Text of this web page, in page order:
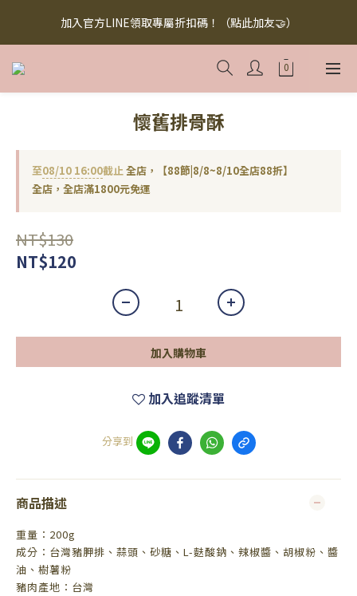
【無添加懶人料理】懶人救星，美味救援！快來下訂！買多省多！
（點此下訂！）
加入官方LINE領取專屬折扣碼！（點此加友🤝）
【無添加懶人料理】懶人救星，美味救援！快來下訂！買多省多！
懷舊排骨酥
至08/10 16:00截止全店，【88節|8/8~8/10全店88折】
全店，全店滿1800元免運
NT$130
NT$120
加入購物車
加入追蹤清單
分享到
商品描述
重量：200g
成分：台灣豬胛排、蒜頭、砂糖、L-麩酸鈉、辣椒醬、胡椒粉、醬
油、樹薯粉
豬肉產地：台灣